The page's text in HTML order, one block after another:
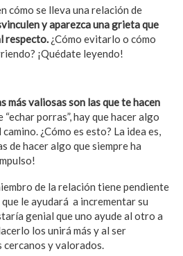
cómo se lleva una relación de
y aparezca una grieta que
respecto. ¿Cómo evitarlo o cómo
¡Quédate leyendo!
más valiosas son las que te hacen
porras”, hay que hacer algo
¿Cómo es esto? La idea es,
de hacer algo que siempre ha
de la relación tiene pendiente
le ayudará a incrementar su
genial que uno ayude al otro a
los unirá más y al ser
cercanos y valorados.